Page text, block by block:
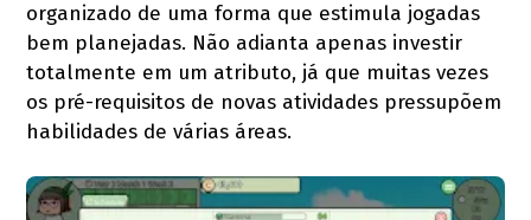
organizado de uma forma que estimula jogadas
bem planejadas. Não adianta apenas investir
totalmente em um atributo, já que muitas vezes
os pré-requisitos de novas atividades pressupõem
habilidades de várias áreas.